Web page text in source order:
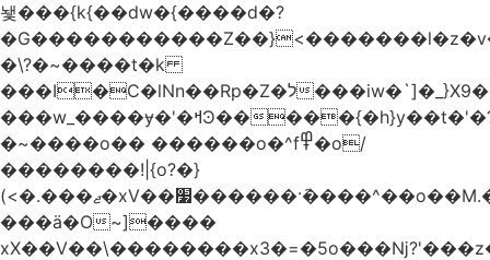
뇇���{k{��dw�{����d�?
�\?�~����t�k
���I�C�lNn��Rp�Z�ל���iw�`]�_}X9��ᨰ��}
���w_����ɏ�'�ߞϿ�����{�h}y��t�'�?
�~����o�� ������o�^f߾�o/
��������!|{o?�}
(<�.���ޖ�xV��׷������·݇����^��o��M.��΍���_�?
���ӓ�O~]����